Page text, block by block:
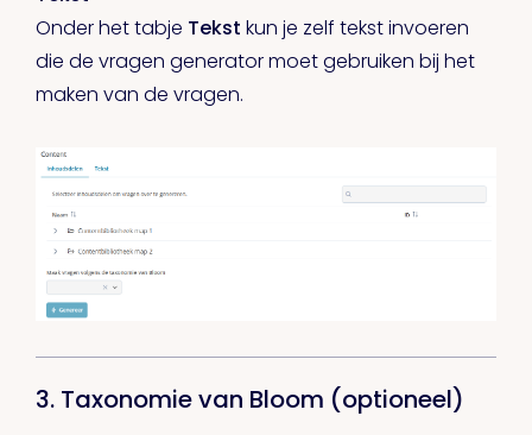
Onder het tabje Tekst kun je zelf tekst invoeren
die de vragen generator moet gebruiken bij het
maken van de vragen.
3. Taxonomie van Bloom (optioneel)